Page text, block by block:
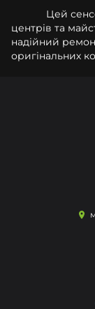
Цей
центрів та
надійний
оригінальних